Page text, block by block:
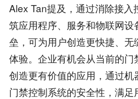
Alex Tan提及，通过消除接入
筑应用程序、服务和物联网设
垒，可为用户创造更快捷、
体验。企业有机会从当前的门
创造更有价值的应用，通过机
门禁控制系统的安全性，满足